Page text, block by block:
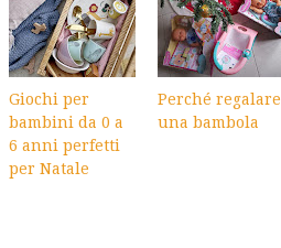
Giochi per
bambini da 0 a
6 anni perfetti
per Natale
Perché regalare
una bambola